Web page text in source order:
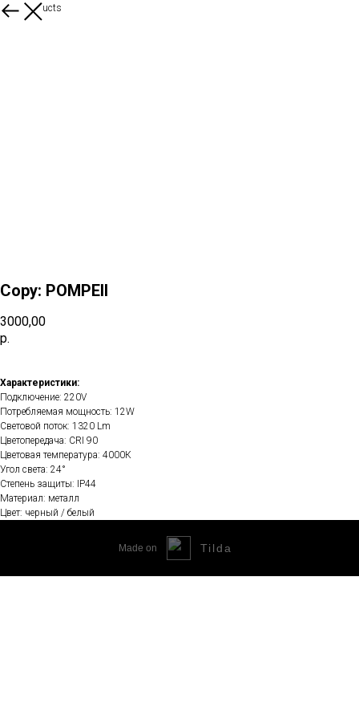
More products
Copy: POMPEII
3000,00
р.
Характеристики:
Подключение: 220V
Потребляемая мощность: 12W
Световой поток: 1320 Lm
Цветопередача: CRI 90
Цветовая температура: 4000К
Угол света: 24°
Степень защиты: IP44
Материал: металл
Цвет: черный / белый
Made on Tilda